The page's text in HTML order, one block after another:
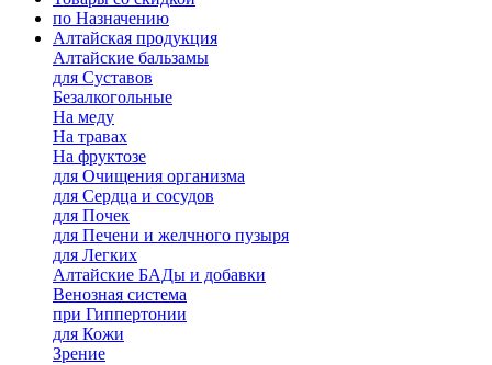
по Назначению
Алтайская продукция
Алтайские бальзамы
для Суставов
Безалкогольные
На меду
На травах
На фруктозе
для Очищения организма
для Сердца и сосудов
для Почек
для Печени и желчного пузыря
для Легких
Алтайские БАДы и добавки
Венозная система
при Гиппертонии
для Кожи
Зрение